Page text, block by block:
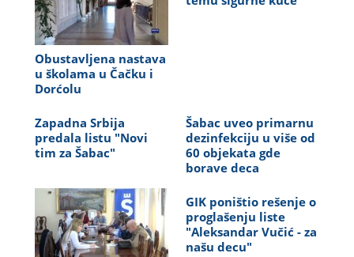
Obustavljena nastava
u školama u Čačku i
Dorćolu
Zapadna Srbija
predala listu "Novi
tim za Šabac"
Šabac uveo primarnu
dezinfekciju u više od
60 objekata gde
borave deca
GIK poništio rešenje o
proglašenju liste
"Aleksandar Vučić - za
našu decu"